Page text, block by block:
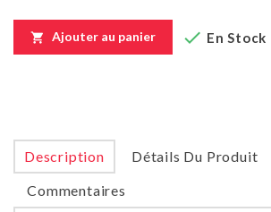
 Ajouter au panier  En Stock
Description
Détails Du Produit
Commentaires